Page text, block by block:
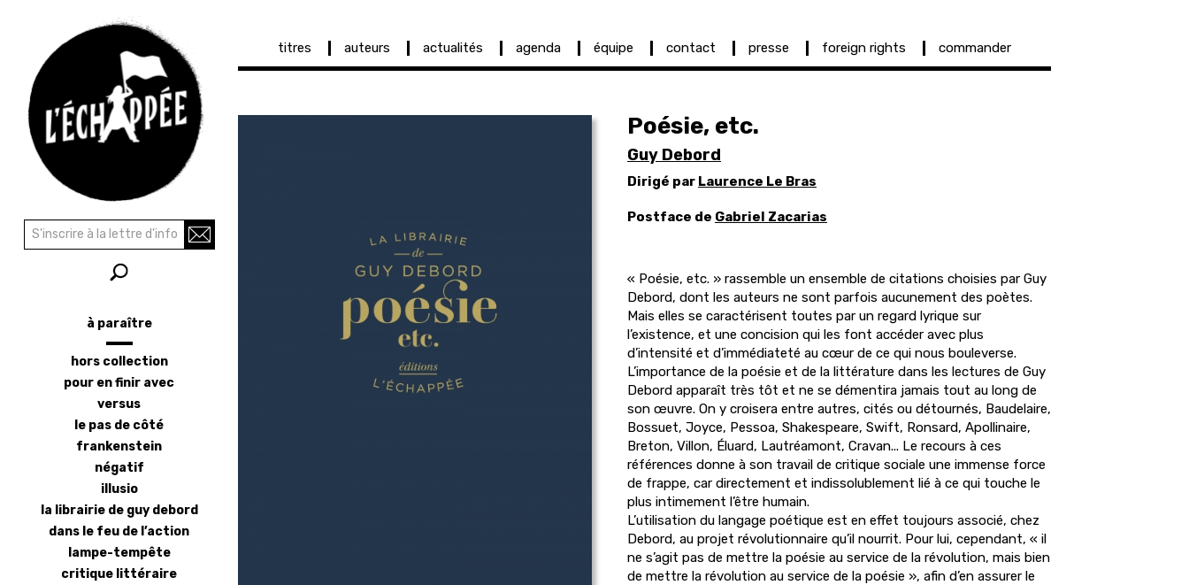
contenu
principal
principale
titres auteurs actualités agenda équipe contact presse foreign rights commander
Poésie, etc.
Guy Debord
Dirigé par Laurence Le Bras
Postface de Gabriel Zacarias
« Poésie, etc. » rassemble un ensemble de citations choisies par Guy
Debord, dont les auteurs ne sont parfois aucunement des poètes.
Mais elles se caractérisent toutes par un regard lyrique sur
l’existence, et une concision qui les font accéder avec plus
d’intensité et d’immédiateté au cœur de ce qui nous bouleverse.
L’importance de la poésie et de la littérature dans les lectures de Guy
Debord apparaît très tôt et ne se démentira jamais tout au long de
son œuvre. On y croisera entre autres, cités ou détournés, Baudelaire,
Bossuet, Joyce, Pessoa, Shakespeare, Swift, Ronsard, Apollinaire,
Breton, Villon, Éluard, Lautréamont, Cravan... Le recours à ces
références donne à son travail de critique sociale une immense force
de frappe, car directement et indissolublement lié à ce qui touche le
plus intimement l’être humain.
L’utilisation du langage poétique est en effet toujours associé, chez
Debord, au projet révolutionnaire qu’il nourrit. Pour lui, cependant, « il
ne s’agit pas de mettre la poésie au service de la révolution, mais bien
de mettre la révolution au service de la poésie », afin d’en assurer le
Rechercher
latéral
à paraître
hors collection
pour en finir avec
versus
le pas de côté
frankenstein
négatif
illusio
la librairie de guy debord
dans le feu de l’action
lampe-tempête
critique littéraire